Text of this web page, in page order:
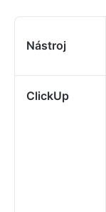
Nástroj
ClickUp